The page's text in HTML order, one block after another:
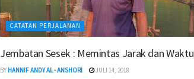
CATATAN PERJALANAN
Jembatan Sesek : Memintas Jarak dan Waktu
BY HANNIF ANDY AL - ANSHORI JULI 14, 2018